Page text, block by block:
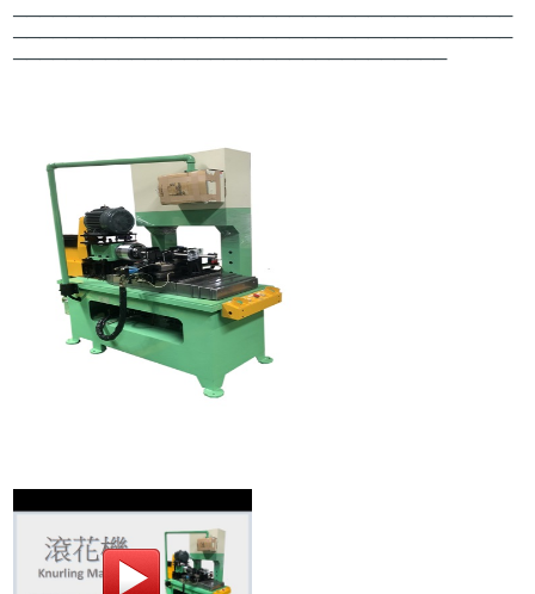
──────────────────────────────────────
──────────────────────────────────────
─────────────────────────────────